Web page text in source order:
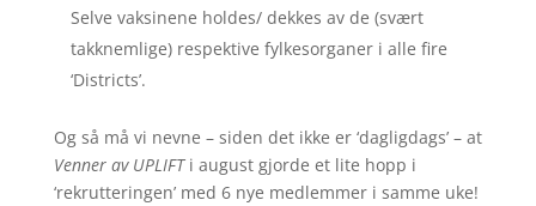
Selve vaksinene holdes/ dekkes av de (svært
takknemlige) respektive fylkesorganer i alle fire
‘Districts’.
Og så må vi nevne – siden det ikke er ‘dagligdags’ – at
Venner av UPLIFTi august gjorde et lite hopp i
‘rekrutteringen’ med 6 nye medlemmer i samme uke!